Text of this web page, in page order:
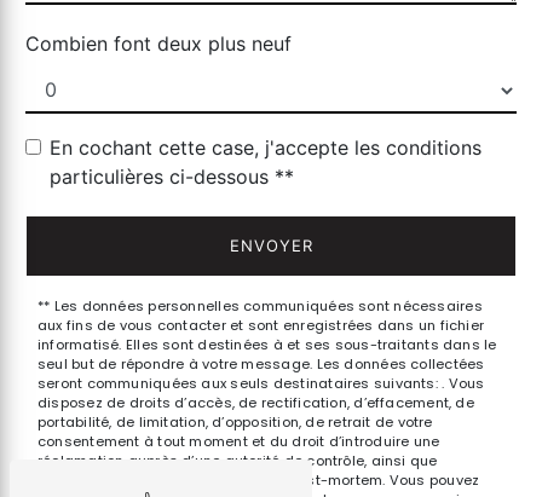
Combien font deux plus neuf
En cochant cette case, j'accepte les conditions
particulières ci-dessous **
ENVOYER
** Les données personnelles communiquées sont nécessaires
aux fins de vous contacter et sont enregistrées dans un fichier
informatisé. Elles sont destinées à et ses sous-traitants dans le
seul but de répondre à votre message. Les données collectées
seront communiquées aux seuls destinataires suivants: . Vous
disposez de droits d’accès, de rectification, d’effacement, de
portabilité, de limitation, d’opposition, de retrait de votre
consentement à tout moment et du droit d’introduire une
réclamation auprès d’une autorité de contrôle, ainsi que
d’organiser le sort de vos données post-mortem. Vous pouvez